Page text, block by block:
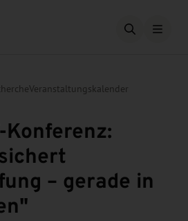
Suche
Veranstaltungskalender
Konferenz:
– gerade in